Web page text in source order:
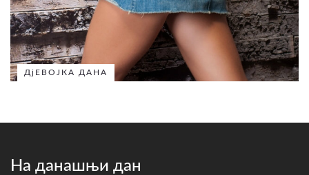
ДјЕВОЈКА ДАНА
На данашњи дан